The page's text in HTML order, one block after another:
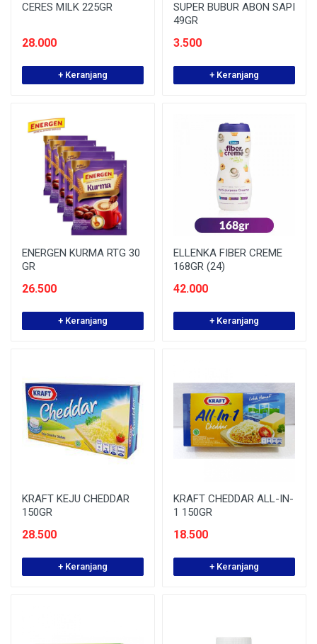
CERES MILK 225GR
28.000
+ Keranjang
SUPER BUBUR ABON SAPI
49GR
3.500
+ Keranjang
ENERGEN KURMA RTG 30
GR
26.500
+ Keranjang
ELLENKA FIBER CREME
168GR (24)
42.000
+ Keranjang
KRAFT KEJU CHEDDAR
150GR
28.500
+ Keranjang
KRAFT CHEDDAR ALL-IN-
1 150GR
18.500
+ Keranjang